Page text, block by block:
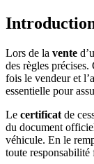
Lors de la vente
des règles
fois le vendeur et
essentielle pour
Le certificat de
du document
véhicule. En le
toute responsabilité